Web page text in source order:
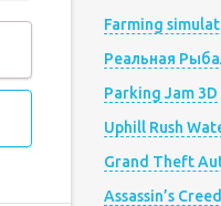
Farming
Реальная
Parking Jam 3D
Uphill Rush
Grand Theft
Assassin’s